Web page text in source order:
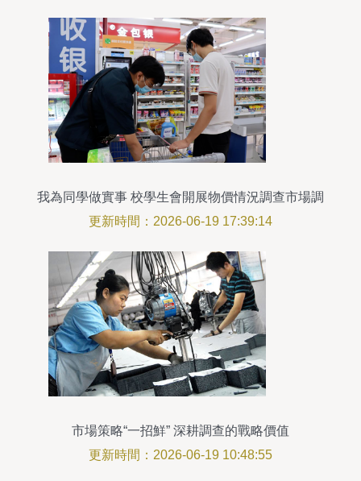
我為同學做實事 校學生會開展物價情況調查市場調
研紀實
更新時間：2026-06-19 17:39:14
市場策略“一招鮮” 深耕調查的戰略價值
更新時間：2026-06-19 10:48:55